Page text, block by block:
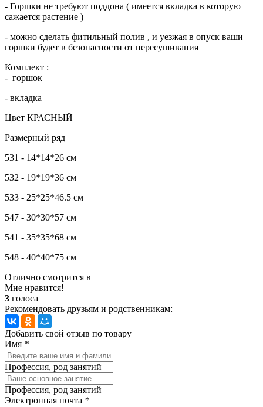
- Горшки не требуют поддона ( имеется вкладка в которую
сажается растение )
- можно сделать фитильный полив , и уезжая в опуск ваши
горшки будет в безопасности от пересушивания
Комплект :
- горшок
- вкладка
Цвет КРАСНЫЙ
Размерный ряд
531 - 14*14*26 см
532 - 19*19*36 см
533 - 25*25*46.5 см
547 - 30*30*57 см
541 - 35*35*68 см
548 - 40*40*75 см
Отлично смотрится в
Мне нравится!
3 голоса
Рекомендовать друзьям и родственникам:
Добавить свой отзыв по товару
Имя *
Профессия, род занятий
Профессия, род занятий
Электронная почта *